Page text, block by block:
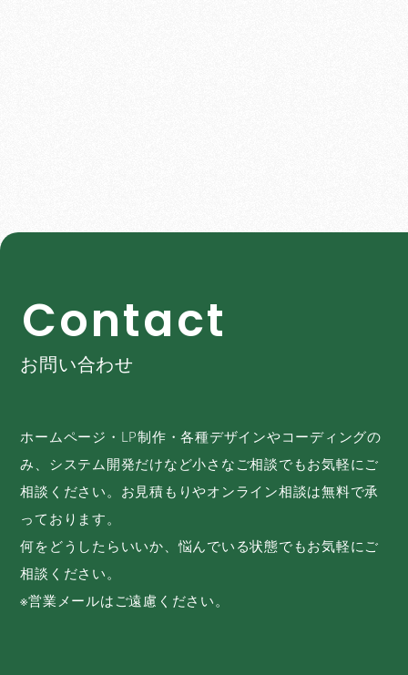
Contact
お問い合わせ
ホームページ・LP制作・各種デザインやコーディングの
み、システム開発だけなど小さなご相談でもお気軽にご
相談ください。お見積もりやオンライン相談は無料で承
っております。
何をどうしたらいいか、悩んでいる状態でもお気軽にご
相談ください。
※営業メールはご遠慮ください。